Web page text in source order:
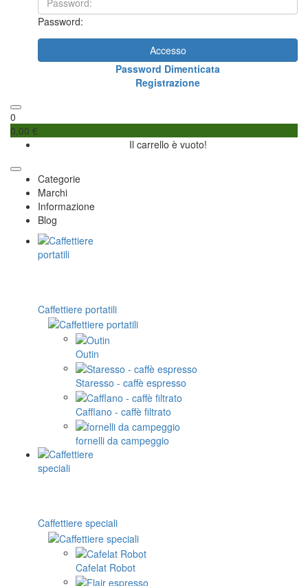
Password:
Accesso
Password Dimenticata
Registrazione
0
0,00 €
Il carrello è vuoto!
Categorie
Marchi
Informazione
Blog
Caffettiere portatili
Outin
Staresso - caffè espresso
Cafflano - caffè filtrato
fornelli da campeggio
Caffettiere speciali
Cafelat Robot